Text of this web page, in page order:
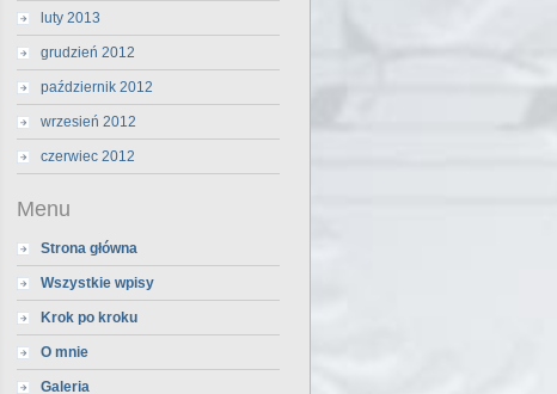
luty 2013
grudzień 2012
październik 2012
wrzesień 2012
czerwiec 2012
Menu
Strona główna
Wszystkie wpisy
Krok po kroku
O mnie
Galeria